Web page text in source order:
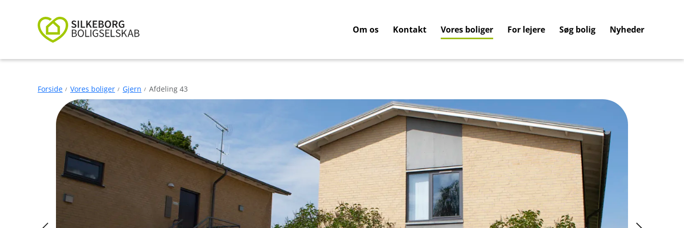
Om os Kontakt Vores boliger For lejere Søg bolig Nyheder
Forside Vores boliger Gjern Afdeling 43